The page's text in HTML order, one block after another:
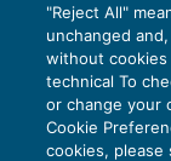
"Reject All"
unchanged
without
technical To
or change your
Cookie
cookies, please